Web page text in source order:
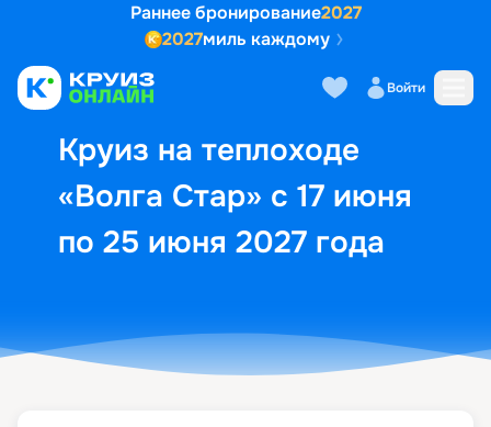
Раннее бронирование2027
2027миль каждому
Войти
Круиз на теплоходе
«Волга Стар» с 17 июня
по 25 июня 2027 года
Выбор кают Маршрут и